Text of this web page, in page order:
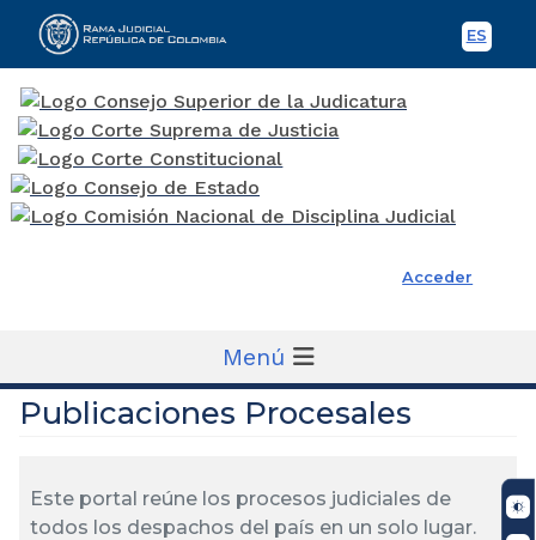
ES
Rama Judicial
Acceder
Menú
Publicaciones Procesales
Este portal reúne los procesos judiciales de
todos los despachos del país en un solo lugar.